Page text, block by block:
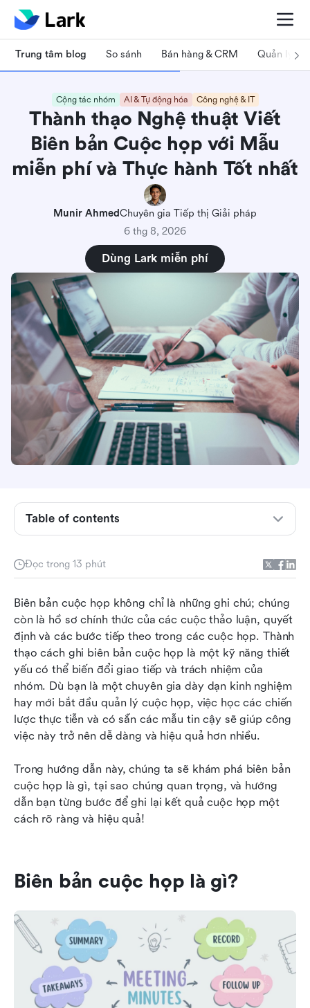
Trung tâm blog So sánh Bán hàng & CRM Quản lý dự
Cộng tác nhóm AI & Tự động hóa Công nghệ & IT
Thành thạo Nghệ thuật Viết
Biên bản Cuộc họp với Mẫu
miễn phí và Thực hành Tốt nhất
Munir AhmedChuyên gia Tiếp thị Giải pháp
6 thg 8, 2026
Dùng Lark miễn phí
Đọc trong 13 phút
Biên bản cuộc họp không chỉ là những ghi chú; chúng
còn là hồ sơ chính thức của các cuộc thảo luận, quyết
định và các bước tiếp theo trong các cuộc họp. Thành
thạo cách ghi biên bản cuộc họp là một kỹ năng thiết
yếu có thể biến đổi giao tiếp và trách nhiệm của
nhóm. Dù bạn là một chuyên gia dày dạn kinh nghiệm
hay mới bắt đầu quản lý cuộc họp, việc học các chiến
lược thực tiễn và có sẵn các mẫu tin cậy sẽ giúp công
việc này trở nên dễ dàng và hiệu quả hơn nhiều.
Trong hướng dẫn này, chúng ta sẽ khám phá biên bản
cuộc họp là gì, tại sao chúng quan trọng, và hướng
dẫn bạn từng bước để ghi lại kết quả cuộc họp một
cách rõ ràng và hiệu quả!
Biên bản cuộc họp là gì?
Table of contents
Những điều bạn cần bao gồm trong biên bản
cuộc họp
Viết biên bản cuộc họp: Hướng dẫn từng bước
Việc ghi biên bản cuộc họp trở nên dễ dàng với
Lark
Những thực hành tốt nhất để ghi biên bản cuộc
họp hiệu quả
5 mẫu biên bản cuộc họp hàng đầu
cuộc họp
Những câu hỏi thường gặp